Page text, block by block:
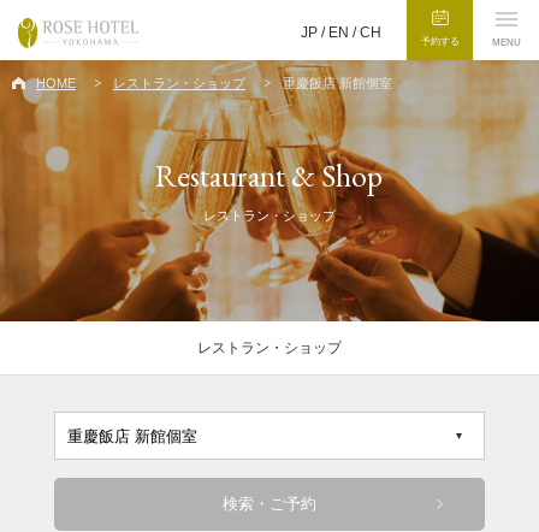
JP / EN /CH
予約する MENU
HOME レストラン・ショップ 重慶飯店 新館個室
Restaurant & Shop
レストラン・ショップ
レストラン・ショップ
検索・ご予約